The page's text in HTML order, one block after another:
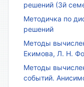
решений (3й
Методичка по
решений
Методы
Екимова, Л. Н.
Методы
событий.